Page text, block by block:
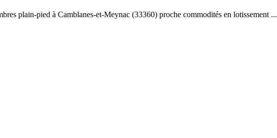
plain-pied à Camblanes-et-Meynac (33360) proche commodités en lotissement ...